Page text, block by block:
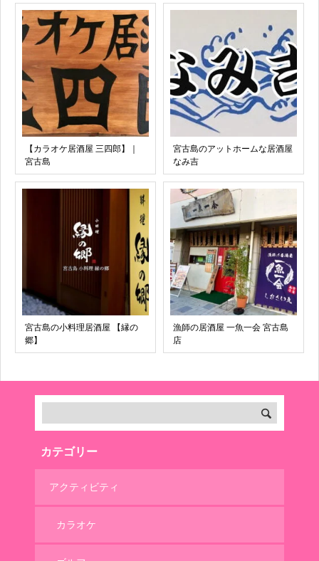
【カラオケ居酒屋 三四郎】｜
宮古島
宮古島のアットホームな居酒屋
なみ吉
宮古島の小料理居酒屋 【縁の
郷】
漁師の居酒屋 一魚一会 宮古島
店
カテゴリー
アクティビティ
カラオケ